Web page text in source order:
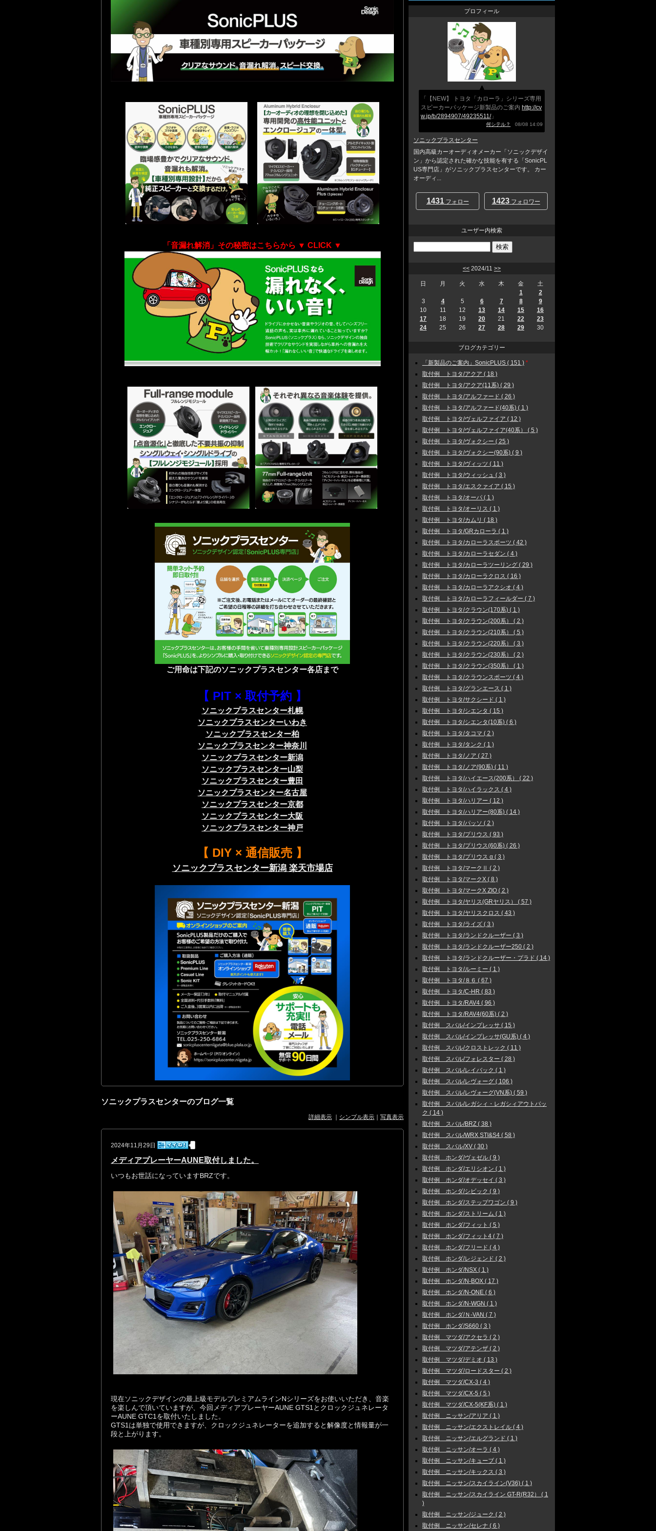
「音漏れ解消」その秘密はこちらから ▼ CLICK ▼
ご用命は下記のソニックプラスセンター各店まで
【 PIT × 取付予約 】
ソニックプラスセンター札幌
ソニックプラスセンターいわき
ソニックプラスセンター柏
ソニックプラスセンター神奈川
ソニックプラスセンター新潟
ソニックプラスセンター山梨
ソニックプラスセンター豊田
ソニックプラスセンター名古屋
ソニックプラスセンター京都
ソニックプラスセンター大阪
ソニックプラスセンター神戸
【 DIY × 通信販売 】
ソニックプラスセンター新潟 楽天市場店
ソニックプラスセンターのブログ一覧
詳細表示 シンプル表示 写真表示
2024年11月29日
メディアプレーヤーAUNE取付しました。
いつもお世話になっていますBRZです。
現在ソニックデザインの最上級モデルプレミアムラインNシリーズをお使いいただき、音楽
を楽しんで頂いていますが、 今回メディアプレーヤーAUNE GTS1とクロックジュネレータ
ーAUNE GTC1を取付いたしました。
GTS1は単独で使用できますが、クロックジュネレーターを追加すると解像度と情報量が一
段と上がります。
プロフィール
「【NEW】 トヨタ「カローラ」シリーズ専用
スピーカーパッケージ新製品のご案内 http://cv
w.jp/b/2894907/49235511/」
何シテル？ 08/08 14:09
ソニックプラスセンター
国内高級カーオーディオメーカー「ソニックデザイ
ン」から認定された確かな技能を有する「SonicPL
US専門店」がソニックプラスセンターです。 カー
オーディ...
1431フォロー 1423フォロワー
ユーザー内検索
<< 2024/11 >>
日 月 火 水 木 金
土
1
2
3
4 5 6 7 8
9
10
11 12 13 14 15
16
17
18 19 20 21 22
23
24
25 26 27 28 29 30
ブログカテゴリー
「新製品のご案内」SonicPLUS ( 151 ) *
取付例 トヨタ/アクア ( 18 )
取付例 トヨタ/アクア(11系) ( 29 )
取付例 トヨタ/アルファード ( 26 )
取付例 トヨタ/アルファード(40系) ( 1 )
取付例 トヨタ/ヴェルファイア ( 12 )
取付例 トヨタ/ヴェルファイア(40系） ( 5 )
取付例 トヨタ/ヴォクシー ( 25 )
取付例 トヨタ/ヴォクシー(90系) ( 9 )
取付例 トヨタ/ヴィッツ ( 11 )
取付例 トヨタ/ウィッシュ ( 3 )
取付例 トヨタ/エスクァイア ( 15 )
取付例 トヨタ/オーパ ( 1 )
取付例 トヨタ/オーリス ( 1 )
取付例 トヨタ/カムリ ( 18 )
取付例 トヨタ/GRカローラ ( 1 )
取付例 トヨタ/カローラスポーツ ( 42 )
取付例 トヨタ/カローラセダン ( 4 )
取付例 トヨタ/カローラツーリング ( 29 )
取付例 トヨタ/カローラクロス ( 16 )
取付例 トヨタ/カローラアクシオ ( 4 )
取付例 トヨタ/カローラフィールダー ( 7 )
取付例 トヨタ/クラウン(170系) ( 1 )
取付例 トヨタ/クラウン(200系） ( 2 )
取付例 トヨタ/クラウン(210系） ( 5 )
取付例 トヨタ/クラウン(220系） ( 3 )
取付例 トヨタ/クラウン(230系） ( 2 )
取付例 トヨタ/クラウン(350系） ( 1 )
取付例 トヨタ/クラウンスポーツ ( 4 )
取付例 トヨタ/グランエース ( 1 )
取付例 トヨタ/サクシード ( 1 )
取付例 トヨタ/シエンタ ( 15 )
取付例 トヨタ/シエンタ(10系) ( 6 )
取付例 トヨタ/タコマ ( 2 )
取付例 トヨタ/タンク ( 1 )
取付例 トヨタ/ノア ( 27 )
取付例 トヨタ/ノア(90系) ( 11 )
取付例 トヨタ/ハイエース(200系） ( 22 )
取付例 トヨタ/ハイラックス ( 4 )
取付例 トヨタ/ハリアー ( 12 )
取付例 トヨタ/ハリアー(80系) ( 14 )
取付例 トヨタ/パッソ ( 2 )
取付例 トヨタ/プリウス ( 93 )
取付例 トヨタ/プリウス(60系) ( 26 )
取付例 トヨタ/プリウス α ( 3 )
取付例 トヨタ/マークⅡ ( 2 )
取付例 トヨタ/マークX ( 8 )
取付例 トヨタ/マークX ZIO ( 2 )
取付例 トヨタ/ヤリス(GRヤリス） ( 57 )
取付例 トヨタ/ヤリスクロス ( 43 )
取付例 トヨタ/ライズ ( 3 )
取付例 トヨタ/ランドクルーザー ( 3 )
取付例 トヨタ/ランドクルーザー250 ( 2 )
取付例 トヨタ/ランドクルーザー・プラド ( 14 )
取付例 トヨタ/ルーミー ( 1 )
取付例 トヨタ/８６ ( 67 )
取付例 トヨタ/C-HR ( 83 )
取付例 トヨタ/RAV4 ( 96 )
取付例 トヨタ/RAV4(60系) ( 2 )
取付例 スバル/インプレッサ ( 15 )
取付例 スバル/インプレッサ(GU系) ( 4 )
取付例 スバル/クロストレック ( 11 )
取付例 スバル/フォレスター ( 28 )
取付例 スバル/レイバック ( 1 )
取付例 スバル/レヴォーグ ( 106 )
取付例 スバル/レヴォーグ(VN系) ( 59 )
取付例 スバル/レガシィ・レガシィアウトバッ
ク ( 14 )
取付例 スバル/BRZ ( 38 )
取付例 スバル/WRX STI&S4 ( 58 )
取付例 スバル/XV ( 30 )
取付例 ホンダ/ヴェゼル ( 9 )
取付例 ホンダ/エリシオン ( 1 )
取付例 ホンダ/オデッセイ ( 3 )
取付例 ホンダ/シビック ( 9 )
取付例 ホンダ/ステップワゴン ( 9 )
取付例 ホンダ/ストリーム ( 1 )
取付例 ホンダ/フィット ( 5 )
取付例 ホンダ/フィット4 ( 7 )
取付例 ホンダ/フリード ( 4 )
取付例 ホンダ/レジェンド ( 2 )
取付例 ホンダ/NSX ( 1 )
取付例 ホンダ/N-BOX ( 17 )
取付例 ホンダ/N-ONE ( 6 )
取付例 ホンダ/N-WGN ( 1 )
取付例 ホンダ/Ｎ-VAN ( 7 )
取付例 ホンダ/S660 ( 3 )
取付例 マツダ/アクセラ ( 2 )
取付例 マツダ/アテンザ ( 2 )
取付例 マツダ/デミオ ( 13 )
取付例 マツダ/ロードスター ( 2 )
取付例 マツダ/CX-3 ( 4 )
取付例 マツダ/CX-5 ( 5 )
取付例 マツダ/CX-5(KF系) ( 1 )
取付例 ニッサン/アリア ( 1 )
取付例 ニッサン/エクストレイル ( 4 )
取付例 ニッサン/エルグランド ( 1 )
取付例 ニッサン/オーラ ( 4 )
取付例 ニッサン/キューブ ( 1 )
取付例 ニッサン/キックス ( 3 )
取付例 ニッサン/スカイライン(V36) ( 1 )
取付例 ニッサン/スカイライン GT-R(R32） ( 1
)
取付例 ニッサン/ジューク ( 2 )
取付例 ニッサン/セレナ ( 6 )